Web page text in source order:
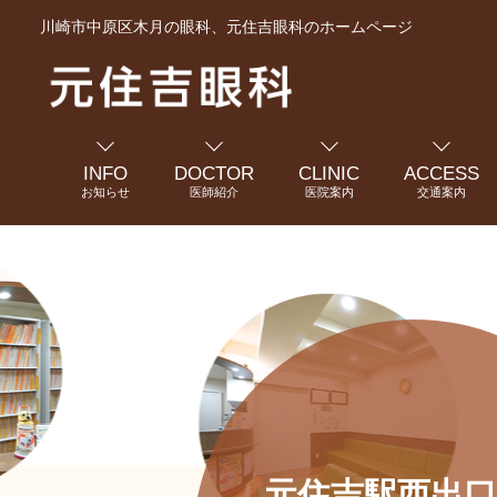
川崎市中原区木月の眼科、元住吉眼科のホームページ
INFO
お知らせ
DOCTOR
医師紹介
CLINIC
医院案内
ACCESS
交通案内